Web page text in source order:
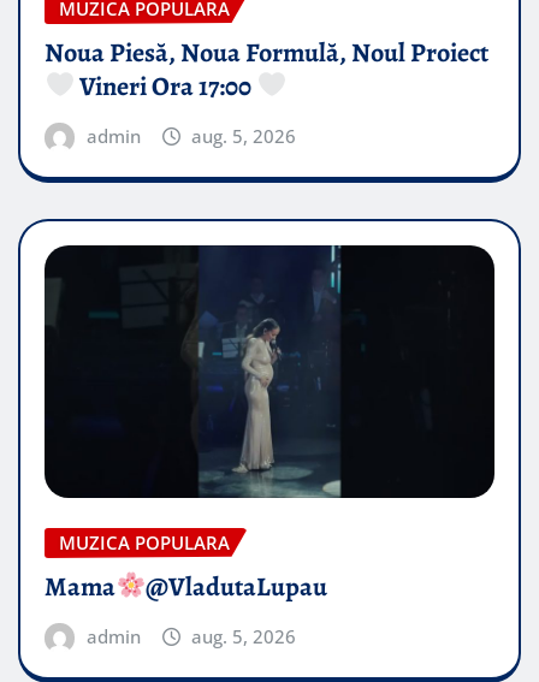
MUZICA POPULARA
Noua Piesă, Noua Formulă, Noul Proiect
Vineri Ora 17:00
admin aug. 5, 2026
MUZICA POPULARA
Mama @VladutaLupau
admin aug. 5, 2026